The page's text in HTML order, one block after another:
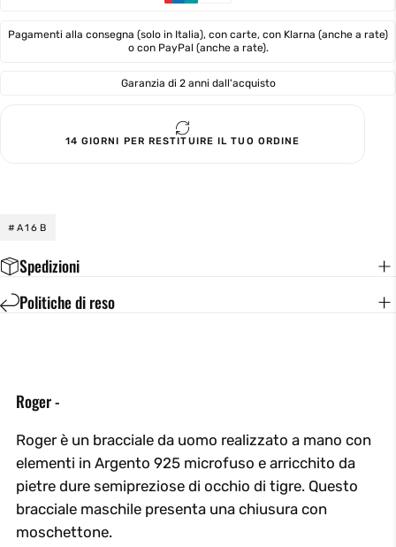
Pagamenti alla consegna (solo in Italia), con carte, con Klarna (anche a rate)
o con PayPal (anche a rate).
Garanzia di 2 anni dall'acquisto
14 GIORNI PER RESTITUIRE IL TUO ORDINE
#A16B
Spedizioni
Politiche di reso
Roger -
Roger è un bracciale da uomo realizzato a mano con
elementi in Argento 925 microfuso e arricchito da
pietre dure semipreziose di occhio di tigre. Questo
bracciale maschile presenta una chiusura con
moschettone.